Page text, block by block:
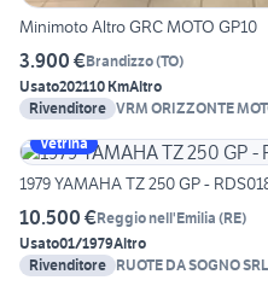
Minimoto Altro GRC MOTO GP10
3.900 €Brandizzo(TO)
Usato202110 KmAltro
Rivenditore VRM ORIZZONTE
Vetrina
1979 YAMAHA TZ 250 GP -
10.500 €Reggio nell'Emilia (RE)
Usato01/1979Altro
Rivenditore RUOTE DA SOGNO SRL